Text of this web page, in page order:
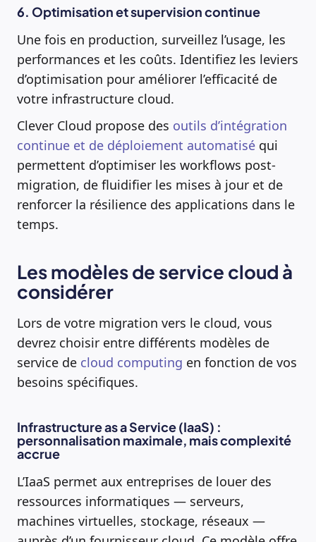
6. Optimisation et supervision continue
Une fois en production, surveillez l’usage, les
performances et les coûts. Identifiez les leviers
d’optimisation pour améliorer l’efficacité de
votre infrastructure cloud.
Clever Cloud propose des outils d’intégration
continue et de déploiement automatisé qui
permettent d’optimiser les workflows post-
migration, de fluidifier les mises à jour et de
renforcer la résilience des applications dans le
temps.
Les modèles de service cloud à
considérer
Lors de votre migration vers le cloud, vous
devrez choisir entre différents modèles de
service de cloud computing en fonction de vos
besoins spécifiques.
Infrastructure as a Service (IaaS) :
personnalisation maximale, mais complexité
accrue
L’IaaS permet aux entreprises de louer des
ressources informatiques — serveurs,
machines virtuelles, stockage, réseaux —